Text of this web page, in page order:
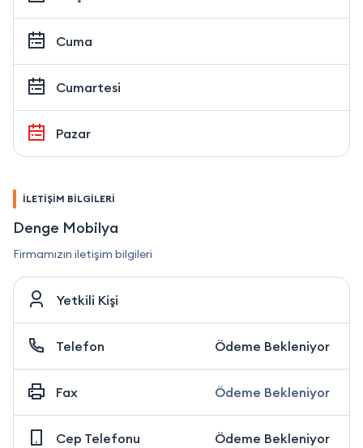
Cuma
Cumartesi
Pazar
İLETİŞİM BİLGİLERİ
Denge Mobilya
Firmamızın iletişim bilgileri
Yetkili Kişi
Telefon Ödeme Bekleniyor
Fax Ödeme Bekleniyor
Cep Telefonu Ödeme Bekleniyor